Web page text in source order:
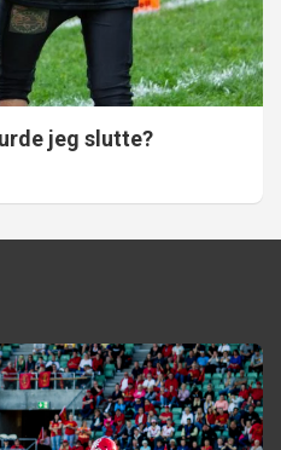
jeg slutte?